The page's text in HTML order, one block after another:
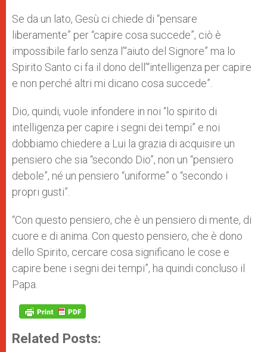
Se da un lato, Gesù ci chiede di “pensare
liberamente” per “capire cosa succede”, ciò è
impossibile farlo senza l’“aiuto del Signore” ma lo
Spirito Santo ci fa il dono dell’“intelligenza per capire
e non perché altri mi dicano cosa succede”.
Dio, quindi, vuole infondere in noi “lo spirito di
intelligenza per capire i segni dei tempi” e noi
dobbiamo chiedere a Lui la grazia di acquisire un
pensiero che sia “secondo Dio”, non un “pensiero
debole”, né un pensiero “uniforme” o “secondo i
propri gusti”.
“Con questo pensiero, che è un pensiero di mente, di
cuore e di anima. Con questo pensiero, che è dono
dello Spirito, cercare cosa significano le cose e
capire bene i segni dei tempi”, ha quindi concluso il
Papa.
Related Posts: